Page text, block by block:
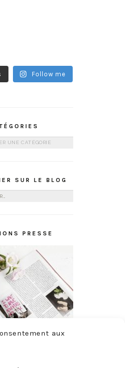
aux
Follow me
SUR LE BLOG
PRESSE